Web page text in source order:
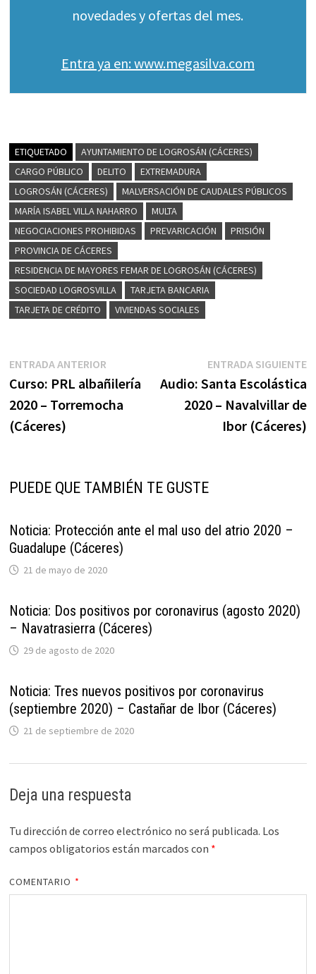
novedades y ofertas del mes.
Entra ya en: www.megasilva.com
ETIQUETADO
AYUNTAMIENTO DE LOGROSÁN (CÁCERES)
CARGO PÚBLICO
DELITO
EXTREMADURA
LOGROSÁN (CÁCERES)
MALVERSACIÓN DE CAUDALES PÚBLICOS
MARÍA ISABEL VILLA NAHARRO
MULTA
NEGOCIACIONES PROHIBIDAS
PREVARICACIÓN
PRISIÓN
PROVINCIA DE CÁCERES
RESIDENCIA DE MAYORES FEMAR DE LOGROSÁN (CÁCERES)
SOCIEDAD LOGROSVILLA
TARJETA BANCARIA
TARJETA DE CRÉDITO
VIVIENDAS SOCIALES
Navegación
de
entradas
ENTRADA ANTERIOREntrada
anterior:
Curso: PRL albañilería
2020 – Torremocha
(Cáceres)
ENTRADA SIGUIENTE
Audio: Santa Escolástica
2020 – Navalvillar de
Ibor (Cáceres)
PUEDE QUE TAMBIÉN TE GUSTE
Noticia: Protección ante el mal uso del atrio 2020 –
Guadalupe (Cáceres)
21 de mayo de 2020
Noticia: Dos positivos por coronavirus (agosto 2020)
– Navatrasierra (Cáceres)
29 de agosto de 2020
Noticia: Tres nuevos positivos por coronavirus
(septiembre 2020) – Castañar de Ibor (Cáceres)
21 de septiembre de 2020
Deja una respuesta
Tu dirección de correo electrónico no será publicada. Los
campos obligatorios están marcados con *
COMENTARIO *